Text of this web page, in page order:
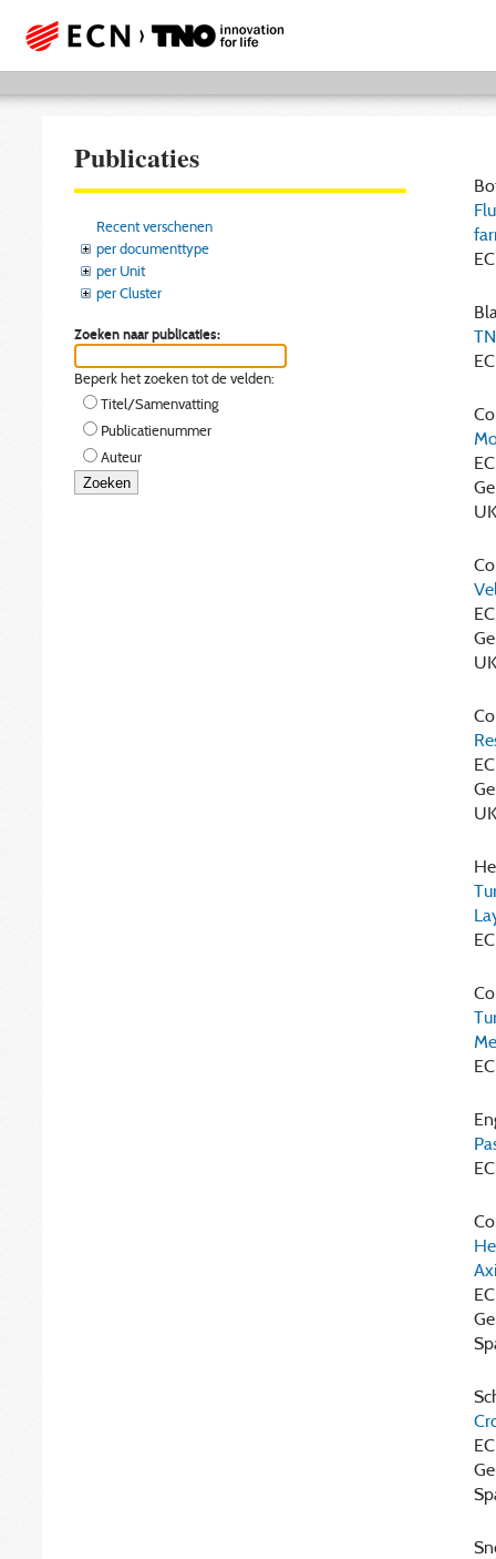
Publicaties
Recent verschenen
per documenttype
per Unit
per Cluster
Zoeken naar publicaties:
Beperk het zoeken tot de velden:
Titel/Samenvatting
Publicatienummer
Auteur